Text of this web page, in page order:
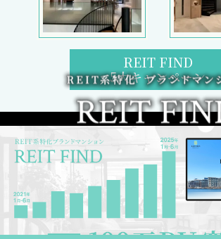
REIT FIND
5大キャンペーン